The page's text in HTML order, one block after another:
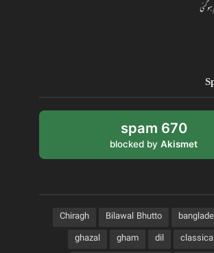
گئی
670 spam
blocked by Akismet
Bilawal Bhutto
Chiragh
dil
gham
ghazal